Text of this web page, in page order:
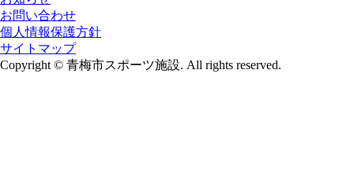
お問い合わせ
個人情報保護方針
サイトマップ
Copyright © 青梅市スポーツ施設. All rights reserved.